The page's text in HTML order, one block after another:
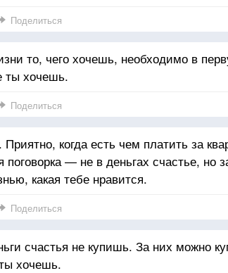
Нет гарантий, что завтра наступит,
Поделиться
то, чего хочешь, необходимо в
ты хочешь.
Поделиться
когда есть чем платить за
поговорка — не в деньгах счастье, но
какая тебе нравится.
Поделиться
счастья не купишь. За них можно
хочешь.